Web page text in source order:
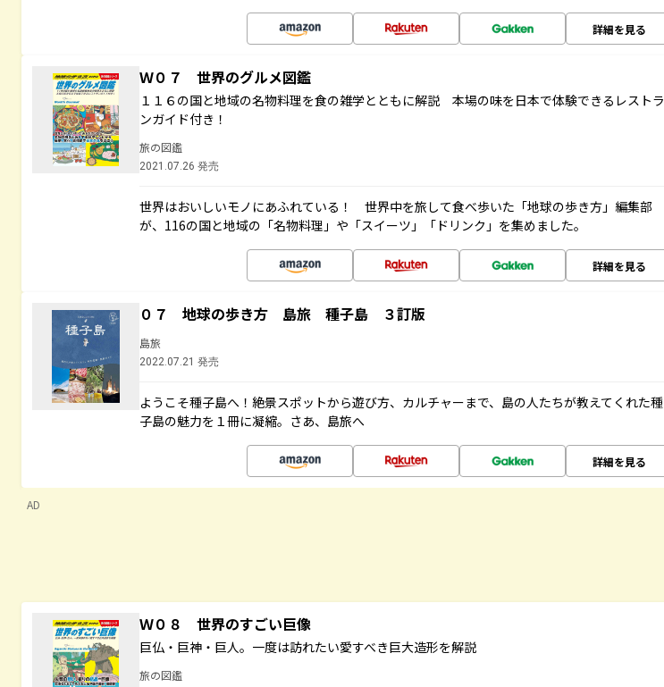
詳細を見る
Ｗ０７ 世界のグルメ図鑑
１１６の国と地域の名物料理を食の雑学とともに解説 本場の味を日本で体験できるレストラ
ンガイド付き！
旅の図鑑
2021.07.26 発売
世界はおいしいモノにあふれている！ 世界中を旅して食べ歩いた「地球の歩き方」編集部
が、116の国と地域の「名物料理」や「スイーツ」「ドリンク」を集めました。
詳細を見る
０７ 地球の歩き方 島旅 種子島 ３訂版
島旅
2022.07.21 発売
ようこそ種子島へ！絶景スポットから遊び方、カルチャーまで、島の人たちが教えてくれた種
子島の魅力を１冊に凝縮。さあ、島旅へ
詳細を見る
AD
Ｗ０８ 世界のすごい巨像
巨仏・巨神・巨人。一度は訪れたい愛すべき巨大造形を解説
旅の図鑑